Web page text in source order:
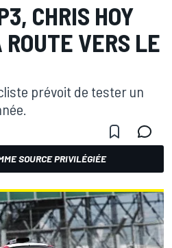
CHRIS HOY
VERS LE
prévoit de tester un
SOURCE PRIVILÉGIÉE